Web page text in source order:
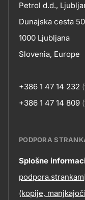
title???
Kontakt
Petrol d.d.,
Dunajska cesta 50
1000 Ljubljana
Slovenia, Europe
+386 1 47 14 232
+386 1 47 14 809
Contact
PODPORA
Splošne
(kopije,